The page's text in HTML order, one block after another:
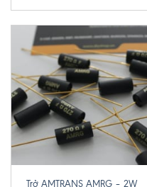
Trở AMTRANS AMRG – 2W